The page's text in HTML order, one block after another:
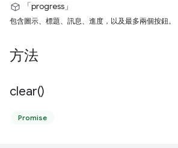
「progress」
包含圖示、標題、訊息、進度，以及最多兩個按鈕。
方法
clear()
Promise